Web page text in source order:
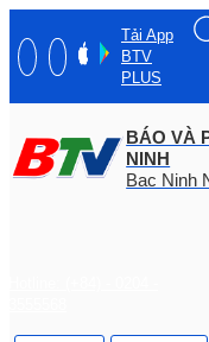
Tải App
BTV
PLUS
BÁO VÀ
NINH
Bac Ninh